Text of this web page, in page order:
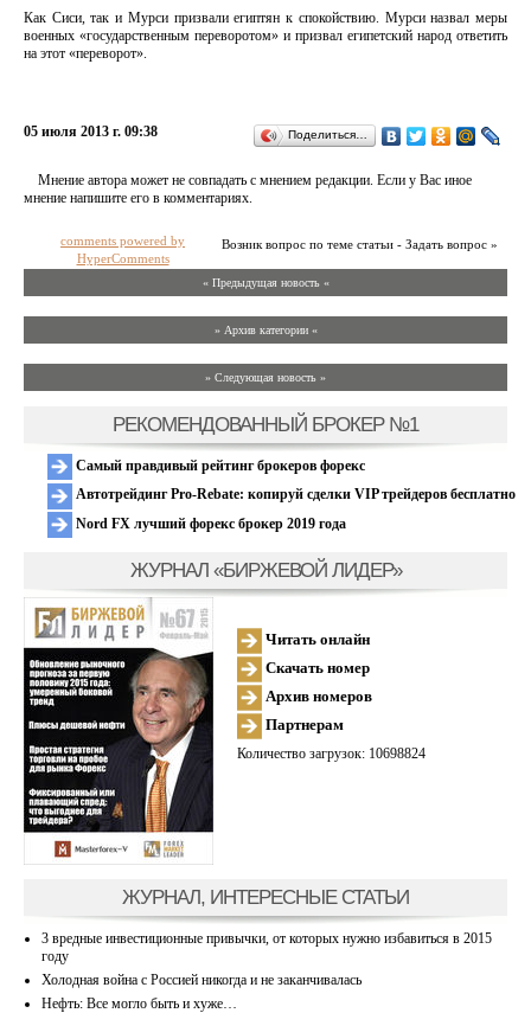
Как Сиси, так и Мурси призвали египтян к спокойствию. Мурси назвал меры
военных «государственным переворотом» и призвал египетский народ ответить
на этот «переворот».
05 июля 2013 г. 09:38 Поделиться…
Мнение автора может не совпадать с мнением редакции. Если у Вас иное
мнение напишите его в комментариях.
Возник вопрос по теме статьи - Задать вопрос »
comments powered by
HyperComments
« Предыдущая новость «
» Архив категории «
» Следующая новость »
РЕКОМЕНДОВАННЫЙ БРОКЕР №1
Самый правдивый рейтинг брокеров форекс
Автотрейдинг Pro-Rebate: копируй сделки VIP трейдеров бесплатно
Nord FX лучший форекс брокер 2019 года
ЖУРНАЛ «БИРЖЕВОЙ ЛИДЕР»
Читать онлайн
Скачать номер
Архив номеров
Партнерам
Количество загрузок: 10698824
ЖУРНАЛ, ИНТЕРЕСНЫЕ СТАТЬИ
3 вредные инвестиционные привычки, от которых нужно избавиться в 2015
году
Холодная война с Россией никогда и не заканчивалась
Нефть: Все могло быть и хуже…